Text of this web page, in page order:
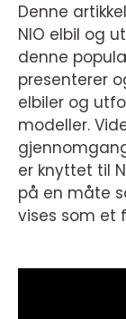
Denne
NIO elbil og
denne
presenterer
elbiler og
modeller.
er knyttet til
på en måte
vises som et